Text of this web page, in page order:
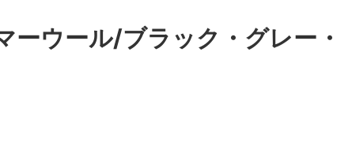
ウール/ブラック・グレー・